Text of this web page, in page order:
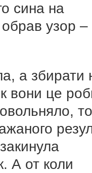
сина на
узор –
а збирати
вони це
А от коли